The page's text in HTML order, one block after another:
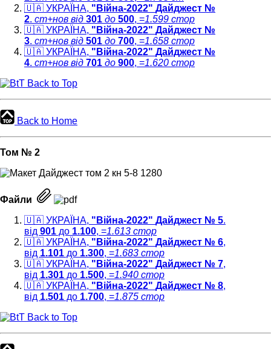
🇺🇦 УКРАЇНА, "Війна-2022" Дайджест №
2. ст+нов від 301 до 500, =1.599 стор
🇺🇦 УКРАЇНА, "Війна-2022" Дайджест №
3. ст+нов від 501 до 700, =1.658 стор
🇺🇦 УКРАЇНА, "Війна-2022" Дайджест №
4. ст+нов від 701 до 900, =1.620 стор
Back to Top
Back to Home
Том № 2
Файли
🇺🇦 УКРАЇНА, "Війна-2022" Дайджест № 5.
від 901 до 1.100, =1.613 cтор
🇺🇦 УКРАЇНА, "Війна-2022" Дайджест № 6,
від 1.101 до 1.300, =1.683 cтор
🇺🇦 УКРАЇНА, "Війна-2022" Дайджест № 7,
від 1.301 до 1.500, =1.940 cтор
🇺🇦 УКРАЇНА, "Війна-2022" Дайджест № 8,
від 1.501 до 1.700, =1.875 cтор
Back to Top